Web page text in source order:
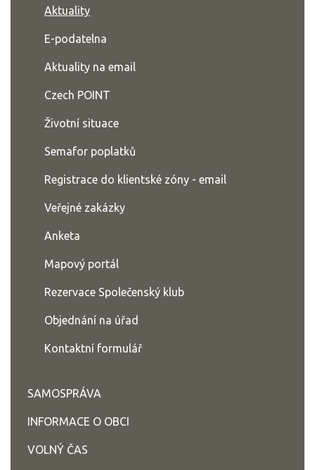
Aktuality
E-podatelna
Aktuality na email
Czech POINT
Životní situace
Semafor poplatků
Registrace do klientské zóny - email
Veřejné zakázky
Anketa
Mapový portál
Rezervace Společenský klub
Objednání na úřad
Kontaktní formulář
SAMOSPRÁVA
INFORMACE O OBCI
VOLNÝ ČAS